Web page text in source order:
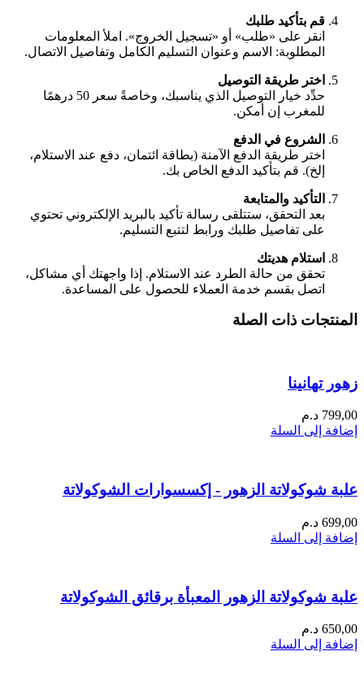
قم بتأكيد طلبك
انقر على «طلب» أو «تسجيل الخروج». املأ المعلومات
المطلوبة: الاسم وعنوان التسليم الكامل وتفاصيل الاتصال.
اختر طريقة التوصيل
حدِّد خيار التوصيل الذي يناسبك، وخاصةً سعر 50 درهمًا
للمغرب إن أمكن.
الشروع في الدفع
اختر طريقة الدفع الآمنة (بطاقة ائتمان، دفع عند الاستلام،
إلخ). قم بتأكيد الدفع الخاص بك.
التأكيد والمتابعة
بعد التحقق، ستتلقى رسالة تأكيد بالبريد الإلكتروني تحتوي
على تفاصيل طلبك ورابط لتتبع التسليم.
استلام هديتك
تحقق من حالة الطرد عند الاستلام. إذا واجهتك أي مشاكل،
اتصل بقسم خدمة العملاء للحصول على المساعدة.
المنتجات ذات الصلة
زهور تهانينا
799,00 د.م
إضافة إلى السلة
علبة شوكولاتة الزهور - إكسسوارات الشوكولاتة
699,00 د.م
إضافة إلى السلة
علبة شوكولاتة الزهور المعبأة برقائق الشوكولاتة
650,00 د.م
إضافة إلى السلة